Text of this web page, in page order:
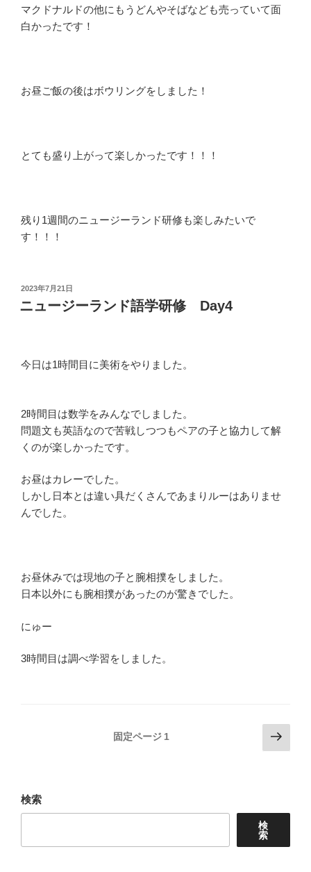
マクドナルドの他にもうどんやそばなども売っていて面
白かったです！
お昼ご飯の後はボウリングをしました！
とても盛り上がって楽しかったです！！！
残り1週間のニュージーランド研修も楽しみたいで
す！！！
投
稿
日:
2023年7月21日
ニュージーランド語学研修 Day4
今日は1時間目に美術をやりました。
2時間目は数学をみんなでしました。
問題文も英語なので苦戦しつつもペアの子と協力して解
くのが楽しかったです。
お昼はカレーでした。
しかし日本とは違い具だくさんであまりルーはありませ
んでした。
お昼休みでは現地の子と腕相撲をしました。
日本以外にも腕相撲があったのが驚きでした。
にゅー
3時間目は調べ学習をしました。
ペ
ー
送
固定ページ 1
次
の
検索
検
索